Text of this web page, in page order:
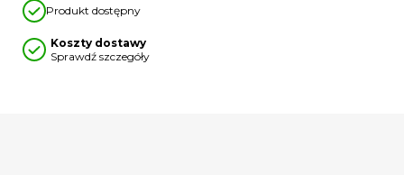
Produkt dostępny
Koszty dostawy
Sprawdź szczegóły